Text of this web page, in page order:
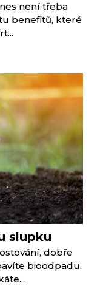
není třeba
benefitů, které
slupku
dobře
bioodpadu,